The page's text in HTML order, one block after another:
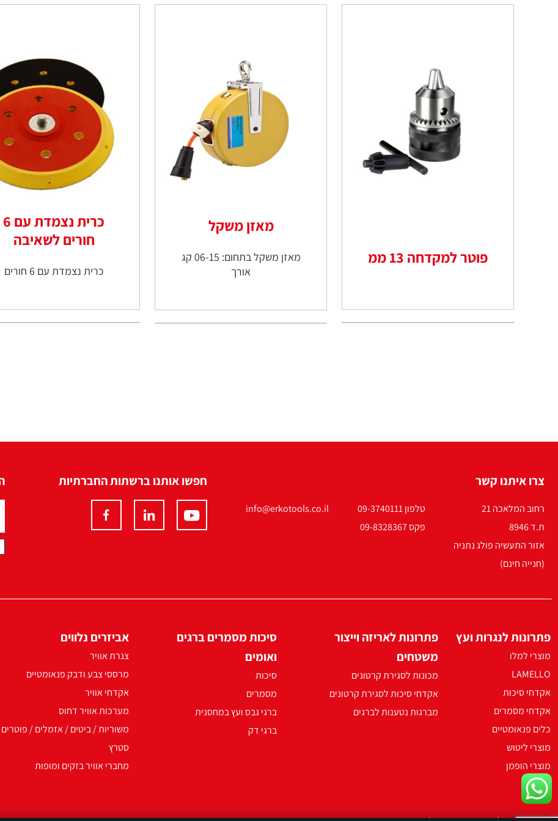
פוטר למקדחה 13 ממ
מאזן משקל
מאזן משקל בתחום: 06-15 קג
אורך
כרית נצמדת עם 6
חורים לשאיבה
כרית נצמדת עם 6 חורים
צרו איתנו קשר
רחוב המלאכה 21
ת.ד 8946
אזור התעשיה פולג נתניה
(חנייה חינם)
טלפון 09-3740111
פקס 09-8328367
info@erkotools.co.il
חפשו אותנו ברשתות החברתיות
פתרונות לנגרות ועץ
מוצרי למלו
LAMELLO
אקדחי סיכות
אקדחי מסמרים
כלים פנאומטיים
מוצרי ליטוש
מוצרי הופמן
פתרונות לאריזה וייצור
משטחים
מכונות לסגירת קרטונים
אקדחי סיכות לסגירת קרטונים
מברגות נטענות לברגים
סיכות מסמרים ברגים
ואומים
סיכות
מסמרים
ברגי גבס ועץ במחסנית
ברגי דק
אביזרים נלווים
צנרת אוויר
מרססי צבע ודבק פנאומטיים
אקדחי אוויר
מערכות אוויר דחוס
משוריות / ביטים / אזמלים /
סטרץ
מחברי אוויר בזקים ומופות